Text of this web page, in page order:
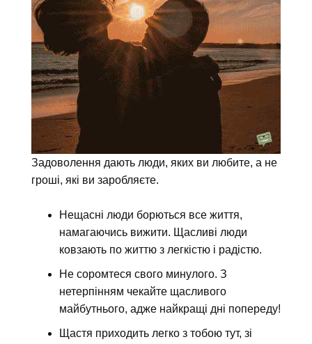
Задоволення дають люди, яких ви любите, а не
гроші, які ви заробляєте.
Нещасні люди борються все життя,
намагаючись вижити. Щасливі люди
ковзають по життю з легкістю і радістю.
Не соромтеся свого минулого. З
нетерпінням чекайте щасливого
майбутнього, адже найкращі дні попереду!
Щастя приходить легко з тобою тут, зі